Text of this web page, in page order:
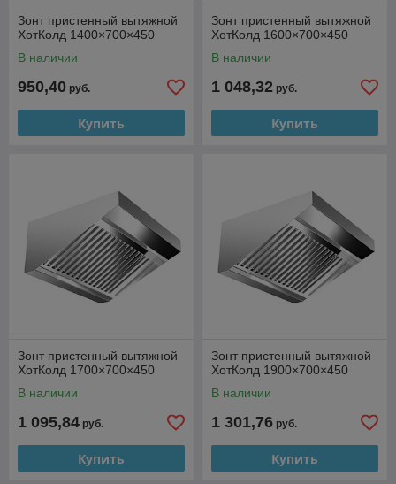
Зонт пристенный вытяжной
ХотКолд 1400×700×450
В наличии
950,40 руб.
Купить
Зонт пристенный вытяжной
ХотКолд 1600×700×450
В наличии
1 048,32 руб.
Купить
Зонт пристенный вытяжной
ХотКолд 1700×700×450
В наличии
1 095,84 руб.
Купить
Зонт пристенный вытяжной
ХотКолд 1900×700×450
В наличии
1 301,76 руб.
Купить